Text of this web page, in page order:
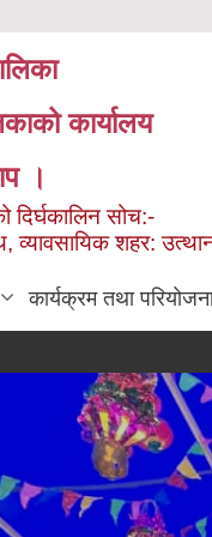
कार्यालय
।
दिर्घकालिन सोच:-
व्यावसायिक शहर:
कार्यक्रम तथा